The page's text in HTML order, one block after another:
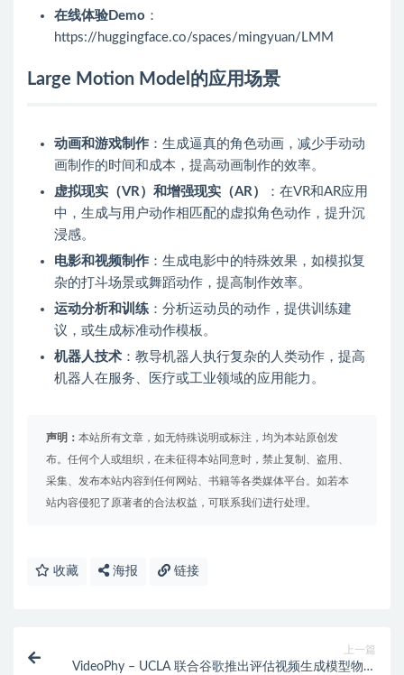
在线体验Demo ：
https://huggingface.co/spaces/mingyuan/LMM
Large Motion Model的应用场景
动画和游戏制作 ：生成逼真的角色动画，减少手动动
画制作的时间和成本，提高动画制作的效率。
虚拟现实（VR）和增强现实（AR）
：在VR和AR应用
中，生成与用户动作相匹配的虚拟角色动作，提升沉
浸感。
电影和视频制作 ：生成电影中的特殊效果，如模拟复
杂的打斗场景或舞蹈动作，提高制作效率。
运动分析和训练 ：分析运动员的动作，提供训练建
议，或生成标准动作模板。
机器人技术 ：教导机器人执行复杂的人类动作，提高
机器人在服务、医疗或工业领域的应用能力。
声明： 本站所有文章，如无特殊说明或标注，均为本站原创发
布。任何个人或组织，在未征得本站同意时，禁止复制、盗用、
采集、发布本站内容到任何网站、书籍等各类媒体平台。如若本
站内容侵犯了原著者的合法权益，可联系我们进行处理。
收藏 海报 链接
上一篇
VideoPhy – UCLA 联合谷歌推出评估视频生成模型物理